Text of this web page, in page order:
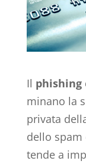
Il phishing
minano la
privata
dello spam
tende a